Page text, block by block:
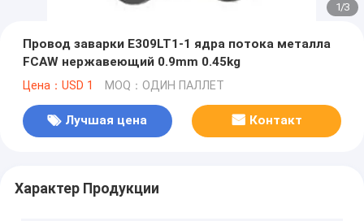
1/3
Провод заварки E309LT1-1 ядра потока металла
FCAW нержавеющий 0.9mm 0.45kg
Цена：USD 1 MOQ：ОДИН ПАЛЛЕТ
Лучшая цена Контакт
Характер Продукции